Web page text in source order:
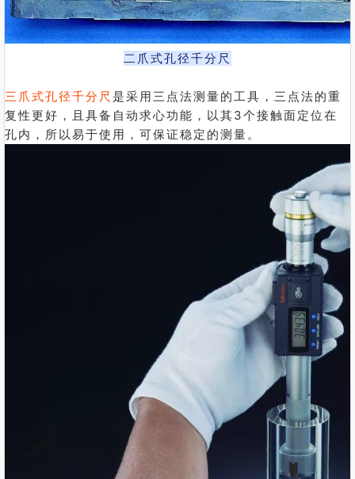
二爪式孔径千分尺
三爪式孔径千分尺 是采用三点法测量的工具，三点法的重
复性更好，且具备自动求心功能，以其3个接触面定位在
孔内，所以易于使用，可保证稳定的测量。